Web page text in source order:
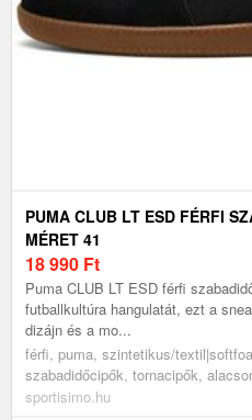
PUMA CLUB LT ESD FÉRFI
MÉRET 41
18 990 Ft
Puma CLUB LT ESD férfi
futballkultúra hangulatát, ezt a
dizájn és a mo...
férfi, puma, szintetikus/
szabadidőcipők, tornacipők,
sportisimo.hu